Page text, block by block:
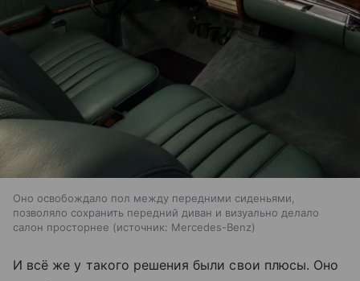
Оно освобождало пол между передними сиденьями,
позволяло сохранить передний диван и визуально делало
салон просторнее
источник: Mercedes-Benz
И всё же у такого решения были свои плюсы. Оно